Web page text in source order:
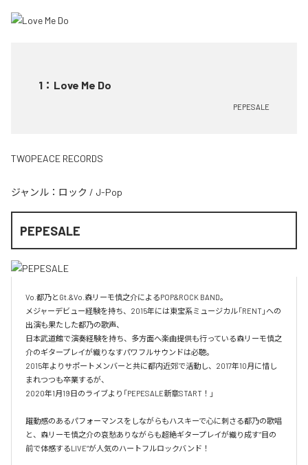
1 ： Love Me Do
PEPESALE
TWOPEACE RECORDS
ジャンル： ロック / J-Pop
PEPESALE
Vo.都乃とGt.&Vo.森リーモ慎之介によるPOP&ROCK BAND。
メジャーデビュー経験を持ち、2015年には東宝系ミュージカル「RENT」への
出演も果たした都乃の歌声、
日本武道館で演奏経験を持ち、多方面へ楽曲提供も行っている森リーモ慎之
介のギタープレイが織りなすパワフルサウンドは必聴。
2015年よりサポートメンバーと共に都内近郊で活動し、2017年10月に惜し
まれつつも卒業するが、
2020年1月19日のライブより「PEPESALE新章START！」
躍動感のあるパフォーマンスをしながらもハスキーで心に刺さる都乃の歌唱
と、森リーモ慎之介の哀愁ありながらも超絶ギタープレイが織り成す“目の
前で体感するLIVE“が人気のハートフルロックバンド！